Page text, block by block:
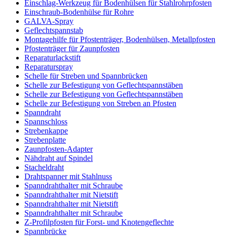
Einschlag-Werkzeug für Bodenhülsen für Stahlrohrpfosten
Einschraub-Bodenhülse für Rohre
GALVA-Spray
Geflechtspannstab
Montagehilfe für Pfostenträger, Bodenhülsen, Metallpfosten
Pfostenträger für Zaunpfosten
Reparaturlackstift
Reparaturspray
Schelle für Streben und Spannbrücken
Schelle zur Befestigung von Geflechtspannstäben
Schelle zur Befestigung von Geflechtspannstäben
Schelle zur Befestigung von Streben an Pfosten
Spanndraht
Spannschloss
Strebenkappe
Strebenplatte
Zaunpfosten-Adapter
Nähdraht auf Spindel
Stacheldraht
Drahtspanner mit Stahlnuss
Spanndrahthalter mit Schraube
Spanndrahthalter mit Nietstift
Spanndrahthalter mit Nietstift
Spanndrahthalter mit Schraube
Z-Profilpfosten für Forst- und Knotengeflechte
Spannbrücke